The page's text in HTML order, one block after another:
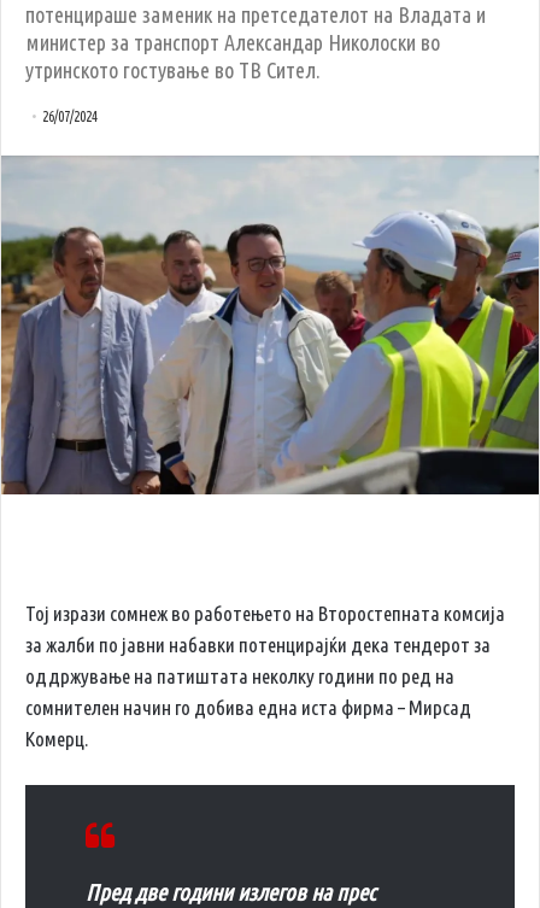
потенцираше заменик на претседателот на Владата и
министер за транспорт Александар Николоски во
утринското гостување во ТВ Сител.
26/07/2024
Тој изрази сомнеж во работењето на Второстепната комсија
за жалби по јавни набавки потенцирајќи дека тендерот за
оддржување на патиштата неколку години по ред на
сомнителен начин го добива една иста фирма – Мирсад
Комерц.
Пред две години излегов на прес